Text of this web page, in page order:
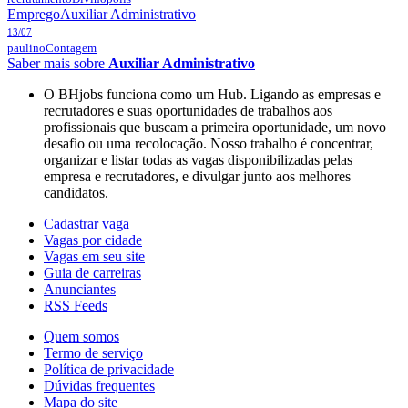
EmpregoAuxiliar Administrativo
13/07
paulinoContagem
Saber mais sobre Auxiliar Administrativo
O BHjobs funciona como um Hub. Ligando as empresas e
recrutadores e suas oportunidades de trabalhos aos
profissionais que buscam a primeira oportunidade, um novo
desafio ou uma recolocação. Nosso trabalho é concentrar,
organizar e listar todas as vagas disponibilizadas pelas
empresa e recrutadores, e divulgar junto aos melhores
candidatos.
Cadastrar vaga
Vagas por cidade
Vagas em seu site
Guia de carreiras
Anunciantes
RSS Feeds
Quem somos
Termo de serviço
Política de privacidade
Dúvidas frequentes
Mapa do site